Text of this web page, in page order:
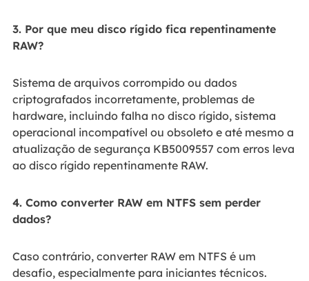
3. Por que meu disco rígido fica repentinamente
RAW?
Sistema de arquivos corrompido ou dados
criptografados incorretamente, problemas de
hardware, incluindo falha no disco rígido, sistema
operacional incompatível ou obsoleto e até mesmo a
atualização de segurança KB5009557 com erros leva
ao disco rígido repentinamente RAW.
4. Como converter RAW em NTFS sem perder
dados?
Caso contrário, converter RAW em NTFS é um
desafio, especialmente para iniciantes técnicos.